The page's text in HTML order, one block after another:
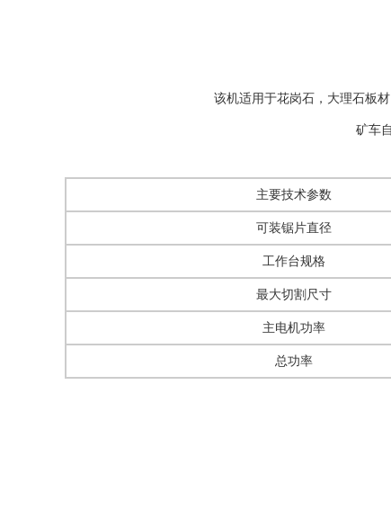
该机适用于花岗石，大理石板
矿车
主要技术参数
可装锯片直径
工作台规格
最大切割尺寸
主电机功率
总功率